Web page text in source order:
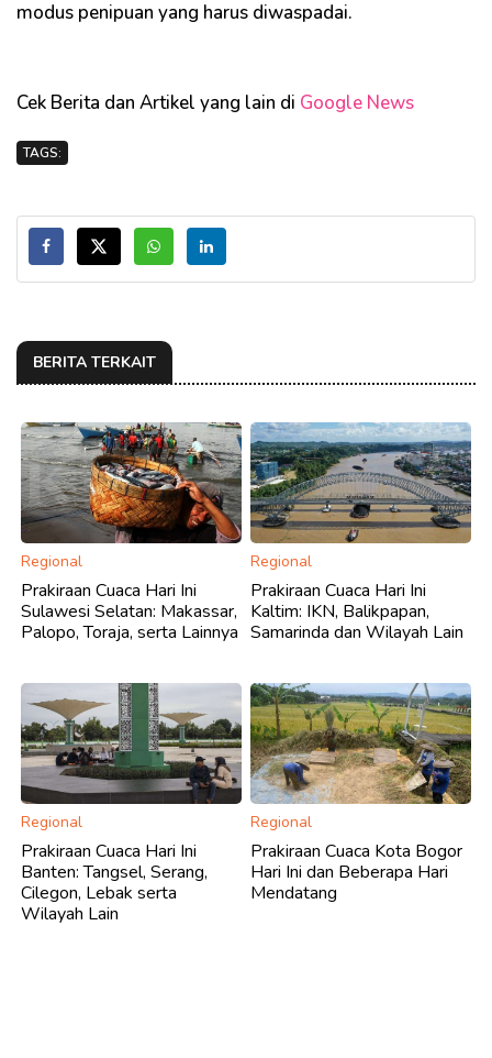
modus penipuan yang harus diwaspadai.
Cek Berita dan Artikel yang lain di Google News
TAGS:
BERITA TERKAIT
Regional
Prakiraan Cuaca Hari Ini
Sulawesi Selatan: Makassar,
Palopo, Toraja, serta Lainnya
Regional
Prakiraan Cuaca Hari Ini
Kaltim: IKN, Balikpapan,
Samarinda dan Wilayah Lain
Regional
Prakiraan Cuaca Hari Ini
Banten: Tangsel, Serang,
Cilegon, Lebak serta
Wilayah Lain
Regional
Prakiraan Cuaca Kota Bogor
Hari Ini dan Beberapa Hari
Mendatang